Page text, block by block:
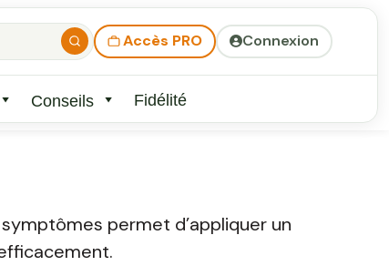
Accès PRO Connexion
Conseils Fidélité
permet d’appliquer un